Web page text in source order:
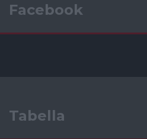
Facebook
Tabella